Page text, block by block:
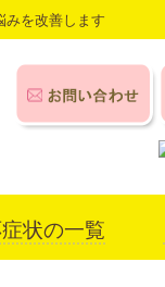
みを改善します
状の一覧